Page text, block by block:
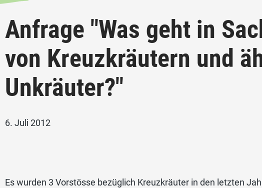
Anfrage "Was geht in
von Kreuzkräutern und
Unkräuter?"
6. Juli 2012
Es wurden 3 Vorstösse bezüglich Kreuzkräuter in den letzten